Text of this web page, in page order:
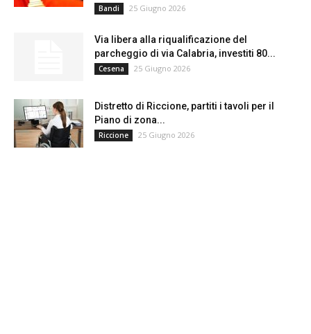
Bandi 25 Giugno 2026
Via libera alla riqualificazione del
parcheggio di via Calabria, investiti 80...
Cesena 25 Giugno 2026
Distretto di Riccione, partiti i tavoli per il
Piano di zona...
Riccione 25 Giugno 2026